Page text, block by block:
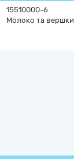
15510000-6
Молоко та вершки